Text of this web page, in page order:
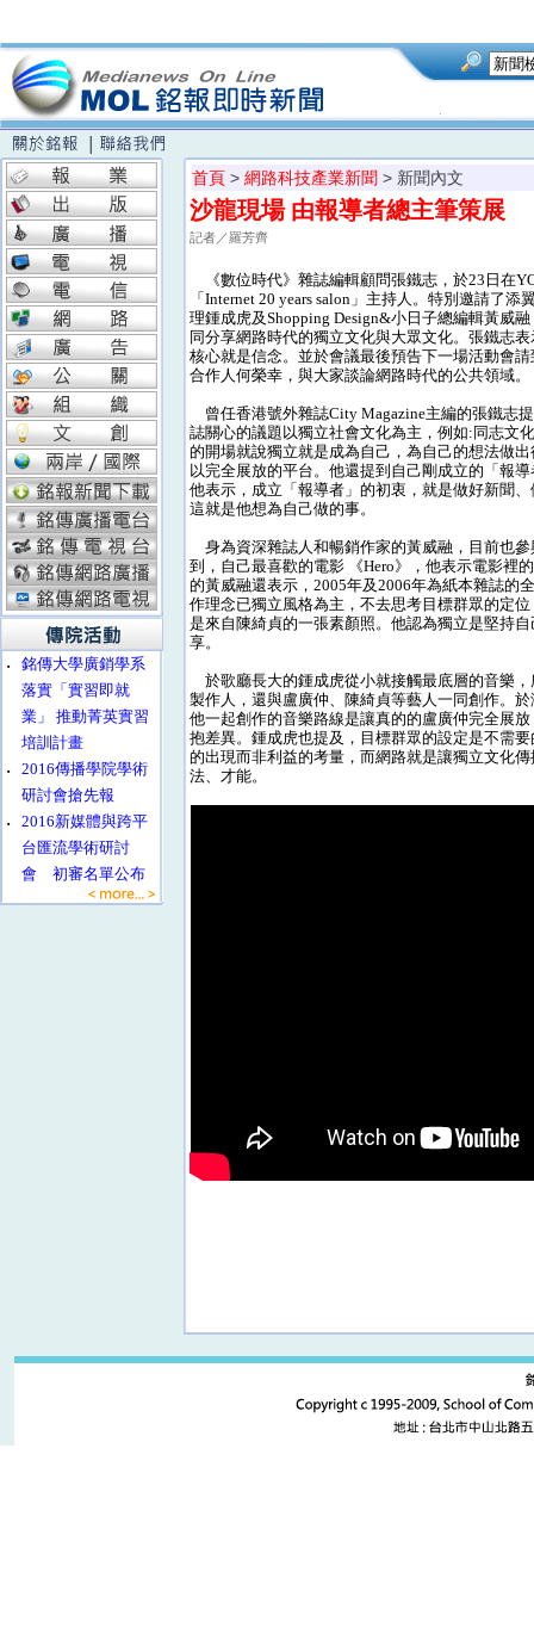
‧
銘傳大學廣銷學系
落實「實習即就
業」 推動菁英實習
培訓計畫
‧
2016傳播學院學術
研討會搶先報
‧
2016新媒體與跨平
台匯流學術研討
會 初審名單公布
首頁 > 網路科技產業新聞 > 新聞內文
沙龍現場 由報導者總主筆策展
記者／羅芳齊
《數位時代》雜誌編輯顧問張鐵志，於23日在
「Internet 20 years salon」主持人。特別邀請了添
理鍾成虎及Shopping Design&小日子總編輯黃威
同分享網路時代的獨立文化與大眾文化。張鐵志
核心就是信念。並於會議最後預告下一場活動會
合作人何榮幸，與大家談論網路時代的公共領域。
曾任香港號外雜誌City Magazine主編的張鐵志
誌關心的議題以獨立社會文化為主，例如:同志文
的開場就說獨立就是成為自己，為自己的想法做
以完全展放的平台。他還提到自己剛成立的「報
他表示，成立「報導者」的初衷，就是做好新聞
這就是他想為自己做的事。
身為資深雜誌人和暢銷作家的黃威融，目前也
到，自己最喜歡的電影 《Hero》，他表示電影裡
的黃威融還表示，2005年及2006年為紙本雜誌的
作理念已獨立風格為主，不去思考目標群眾的定
是來自陳綺貞的一張素顏照。他認為獨立是堅持
享。
於歌廳長大的鍾成虎從小就接觸最底層的音樂
製作人，還與盧廣仲、陳綺貞等藝人一同創作。
他一起創作的音樂路線是讓真的的盧廣仲完全展
抱差異。鍾成虎也提及，目標群眾的設定是不需
的出現而非利益的考量，而網路就是讓獨立文化
法、才能。